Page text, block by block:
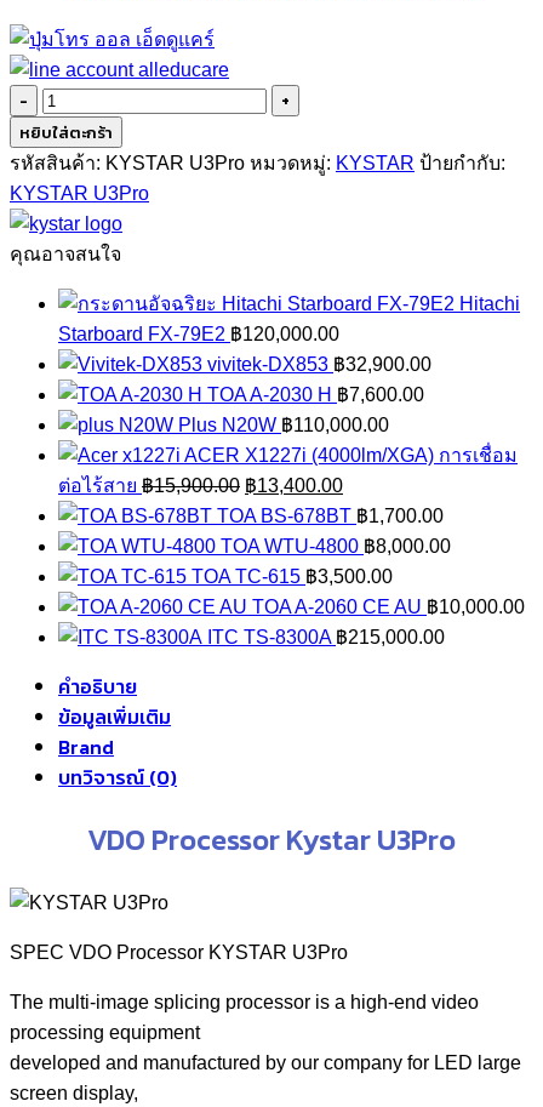
จำนวน
KYSTAR
U3Pro
ชิ้น
หยิบใส่ตะกร้า
รหัสสินค้า: KYSTAR U3Pro หมวดหมู่: KYSTAR ป้ายกำกับ:
KYSTAR U3Pro
คุณอาจสนใจ
Hitachi
Starboard FX-79E2 ฿120,000.00
vivitek-DX853 ฿32,900.00
TOA A-2030 H ฿7,600.00
Plus N20W ฿110,000.00
ACER X1227i (4000lm/XGA) การเชื่อม
ต่อไร้สาย ฿15,900.00 Original
price
was:
฿15,900.00.
฿13,400.00Current
price
is:
฿13,400.00.
TOA BS-678BT ฿1,700.00
TOA WTU-4800 ฿8,000.00
TOA TC-615 ฿3,500.00
TOA A-2060 CE AU ฿10,000.00
ITC TS-8300A ฿215,000.00
คำอธิบาย
ข้อมูลเพิ่มเติม
Brand
บทวิจารณ์ (0)
VDO Processor Kystar U3Pro
SPEC VDO Processor KYSTAR U3Pro
The multi-image splicing processor is a high-end video
processing equipment
developed and manufactured by our company for LED large
screen display,